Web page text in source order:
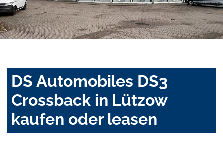
DS Automobiles DS3
Crossback in Lützow
kaufen oder leasen